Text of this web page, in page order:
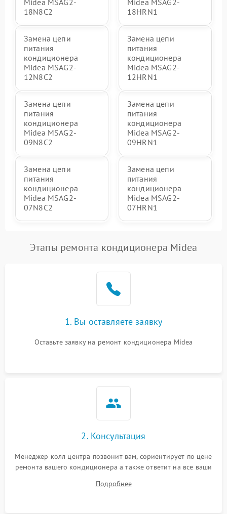
Midea MSAG2-
18N8C2
Midea MSAG2-
18HRN1
Замена цепи
питания
кондиционера
Midea MSAG2-
12N8C2
Замена цепи
питания
кондиционера
Midea MSAG2-
12HRN1
Замена цепи
питания
кондиционера
Midea MSAG2-
09N8C2
Замена цепи
питания
кондиционера
Midea MSAG2-
09HRN1
Замена цепи
питания
кондиционера
Midea MSAG2-
07N8C2
Замена цепи
питания
кондиционера
Midea MSAG2-
07HRN1
Этапы ремонта кондиционера Midea
1. Вы оставляете заявку
Оставьте заявку на ремонт кондиционера Midea
2. Консультация
Менеджер колл центра позвонит вам, сориентирует по цене
ремонта вашего кондиционера а также ответит на все ваши
Подробнее